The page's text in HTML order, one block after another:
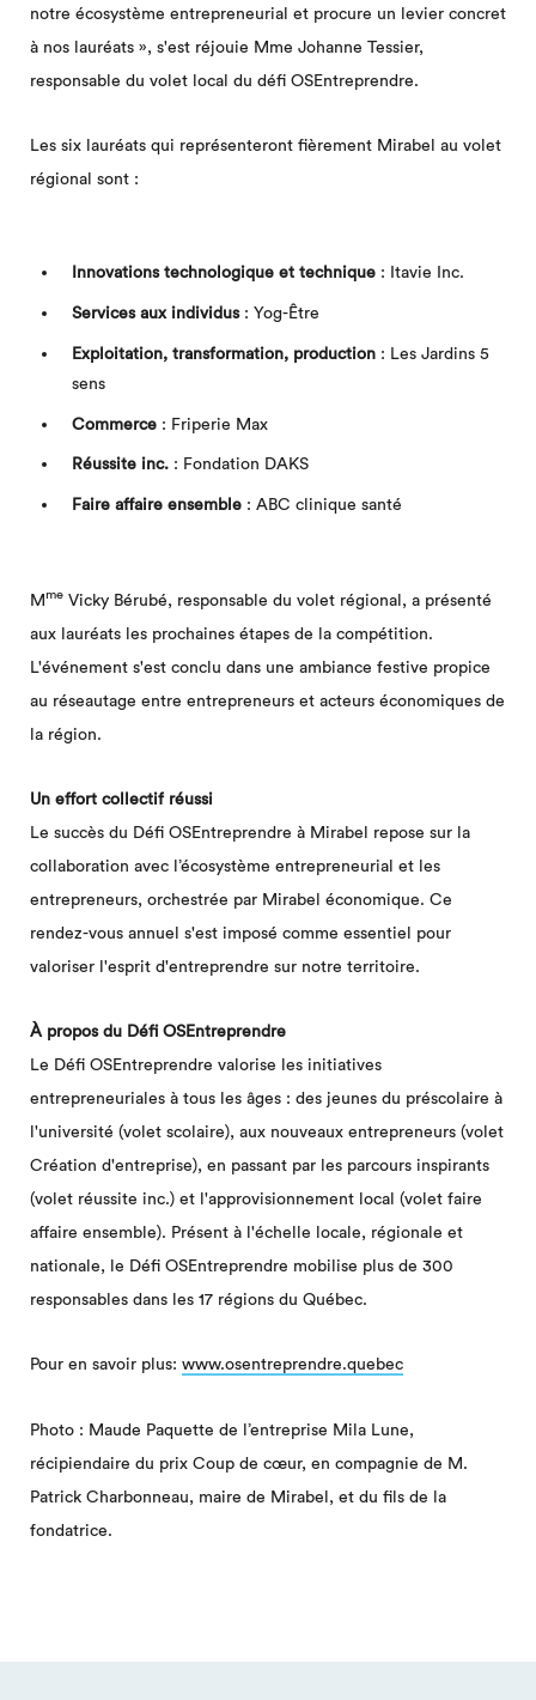
notre écosystème entrepreneurial et procure un levier concret
à nos lauréats », s'est réjouie Mme Johanne Tessier,
responsable du volet local du défi OSEntreprendre.
Les six lauréats qui représenteront fièrement Mirabel au volet
régional sont :
Innovations technologique et technique : Itavie Inc.
Services aux individus: Yog-Être
Exploitation, transformation, production : Les Jardins 5
sens
Commerce : Friperie Max
Réussite inc. : Fondation DAKS
Faire affaire ensemble : ABC clinique santé
Mme Vicky Bérubé, responsable du volet régional, a présenté
aux lauréats les prochaines étapes de la compétition.
L'événement s'est conclu dans une ambiance festive propice
au réseautage entre entrepreneurs et acteurs économiques de
la région.
Un effort collectif réussi
Le succès du Défi OSEntreprendre à Mirabel repose sur la
collaboration avec l’écosystème entrepreneurial et les
entrepreneurs, orchestrée par Mirabel économique. Ce
rendez-vous annuel s'est imposé comme essentiel pour
valoriser l'esprit d'entreprendre sur notre territoire.
À propos du Défi OSEntreprendre
Le Défi OSEntreprendre valorise les initiatives
entrepreneuriales à tous les âges : des jeunes du préscolaire à
l'université (volet scolaire), aux nouveaux entrepreneurs (volet
Création d'entreprise), en passant par les parcours inspirants
(volet réussite inc.) et l'approvisionnement local (volet faire
affaire ensemble). Présent à l'échelle locale, régionale et
nationale, le Défi OSEntreprendre mobilise plus de 300
responsables dans les 17 régions du Québec.
Pour en savoir plus: www.osentreprendre.quebec
Photo : Maude Paquette de l’entreprise Mila Lune,
récipiendaire du prix Coup de cœur, en compagnie de M.
Patrick Charbonneau, maire de Mirabel, et du fils de la
fondatrice.